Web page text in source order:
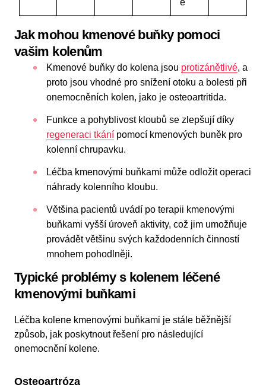
e
Jak mohou kmenové buňky pomoci
vašim kolenům
Kmenové buňky do kolena jsou protizánětlivé, a
proto jsou vhodné pro snížení otoku a bolesti při
onemocněních kolen, jako je osteoartritida.
Funkce a pohyblivost kloubů se zlepšují díky
regeneraci tkání pomocí kmenových buněk pro
kolenní chrupavku.
Léčba kmenovými buňkami může odložit operaci
náhrady kolenního kloubu.
Většina pacientů uvádí po terapii kmenovými
buňkami vyšší úroveň aktivity, což jim umožňuje
provádět většinu svých každodenních činností
mnohem pohodlněji.
Typické problémy s kolenem léčené
kmenovými buňkami
Léčba kolene kmenovými buňkami je stále běžnější
způsob, jak poskytnout řešení pro následující
onemocnění kolene.
Osteoartróza